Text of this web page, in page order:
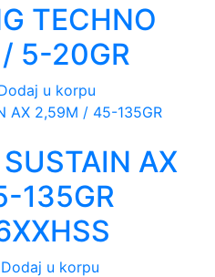
TECHNO
/ 5-20GR
u korpu
AX
135GR
Dodaj u korpu